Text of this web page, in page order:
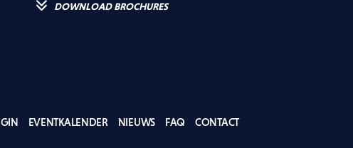
DOWNLOAD BROCHURES
EVENTKALENDER NIEUWS FAQ CONTACT